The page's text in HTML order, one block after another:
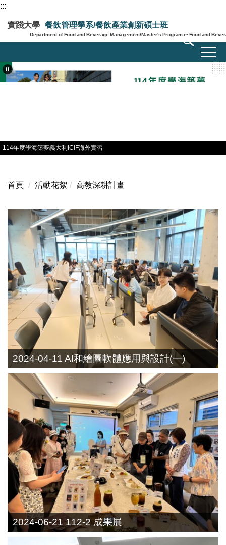
跳
到
主
要
容
區
:::
實踐大學 餐飲管理學系/餐飲產業創新碩士班
Department of Food and Beverage Management/Master's Program in Food and
114年度學海築夢義大利ICIF海外實習
首頁 活動花絮 高教深耕計畫
2024-04-11 AI和繪圖軟體應用與設計(一)
2024-06-21 112-2 成果展